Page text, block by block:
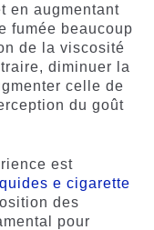
en augmentant
fumée beaucoup
de la viscosité
diminuer la
celle de
du goût
est
e cigarette
des
pour